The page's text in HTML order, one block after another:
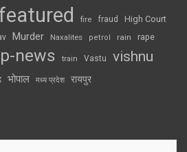
fire fraud High Court
Murder Naxalites petrol rain rape
news train Vastu vishnu
भोपाल मध्य प्रदेश रायपुर